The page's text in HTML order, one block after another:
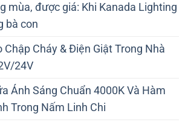
mùa, được giá: Khi Kanada Lighting
bà con
Chập Cháy & Điện Giật Trong Nhà
24V
Ánh Sáng Chuẩn 4000K Và Hàm
Trong Nấm Linh Chi